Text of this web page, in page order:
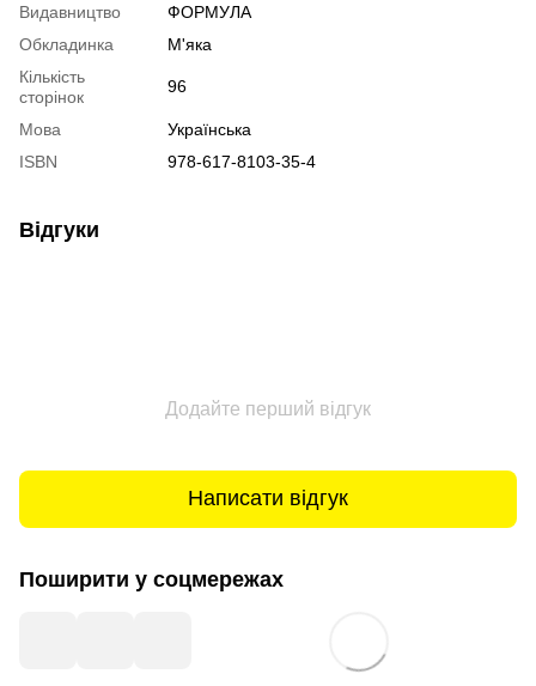
Видавництво
ФОРМУЛА
Обкладинка
М'яка
Кількість
сторінок
96
Мова
Українська
ISBN
978-617-8103-35-4
Відгуки
Додайте перший відгук
Написати відгук
Поширити у соцмережах